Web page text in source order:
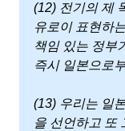
(12) 전기의 제
유로이 표현하
책임 있는 정부
즉시 일본으로
(13) 우리는 일
을 선언하고 또